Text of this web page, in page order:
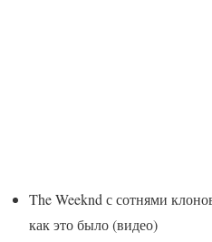
The Weeknd с сотнями
как это было (видео)